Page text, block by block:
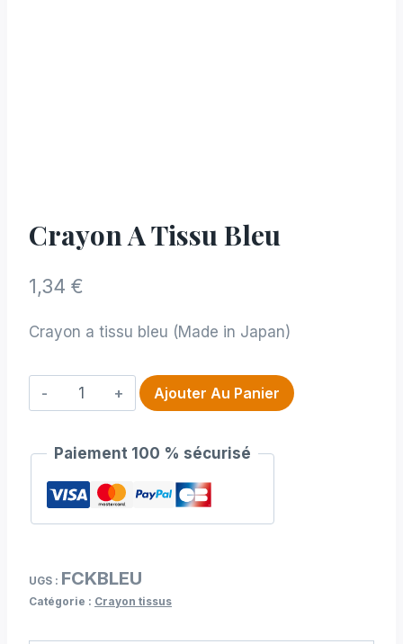
Crayon A Tissu Bleu
1,34 €
Crayon a tissu bleu (Made in Japan)
quantité
de
a
tissu
bleu
Ajouter Au Panier
Paiement 100 % sécurisé
UGS : FCKBLEU
Catégorie : Crayon tissus